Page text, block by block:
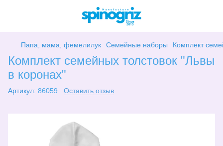
Папа, мама, фемелилук Семейные наборы Комплект
Комплект семейных толстовок "Львы
в коронах"
Артикул: 86059 Оставить отзыв